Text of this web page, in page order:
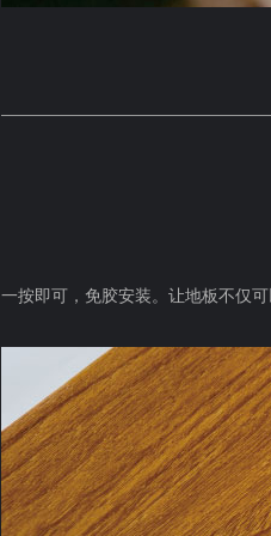
一按即可，免胶安装。让地板不仅